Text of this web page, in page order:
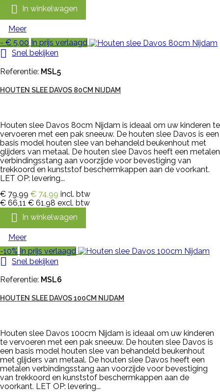
 In winkelwagen
Meer
- € 5,00 In prijs verlaagd
 Snel bekijken
Referentie: MSL5
HOUTEN SLEE DAVOS 80CM NIJDAM
Houten slee Davos 80cm Nijdam is ideaal om uw kinderen te
vervoeren met een pak sneeuw. De houten slee Davos is een
basis model houten slee van behandeld beukenhout met
glijders van metaal. De houten slee Davos heeft een metalen
verbindingsstang aan voorzijde voor bevestiging van
trekkoord en kunststof beschermkappen aan de voorkant.
LET OP: levering...
€ 79,99 € 74,99 incl. btw
€ 66,11 € 61,98 excl. btw
 In winkelwagen
Meer
-10% In prijs verlaagd

Snel bekijken
Referentie: MSL6
HOUTEN SLEE DAVOS 100CM NIJDAM
Houten slee Davos 100cm Nijdam is ideaal om uw kinderen
te vervoeren met een pak sneeuw. De houten slee Davos is
een basis model houten slee van behandeld beukenhout
met glijders van metaal. De houten slee Davos heeft een
metalen verbindingsstang aan voorzijde voor bevestiging
van trekkoord en kunststof beschermkappen aan de
voorkant. LET OP: levering...